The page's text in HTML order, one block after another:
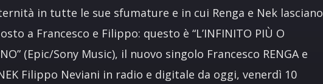
in tutte le sue sfumature e in cui Renga e Nek lasciano
a Francesco e Filippo: questo è “L’INFINITO PIÙ O
(Epic/Sony Music), il nuovo singolo Francesco RENGA e
Filippo Neviani in radio e digitale da oggi, venerdì 10